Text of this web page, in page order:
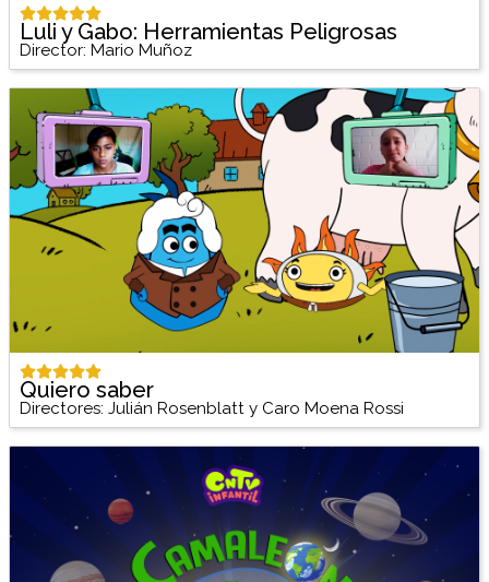
Luli y Gabo: Herramientas Peligrosas
Director: Mario Muñoz
Quiero saber
Directores: Julián Rosenblatt y Caro Moena Rossi